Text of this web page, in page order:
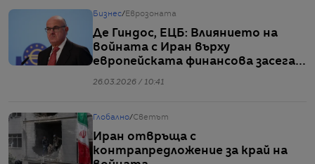
Бизнес/ Еврозоната
Де Гиндос, ЕЦБ: Влиянието на
войната с Иран върху
европейската финансова засега е
26.03.2026 / 10:41
Глобално/Светът
Иран отвръща с
контрапредложение за край на